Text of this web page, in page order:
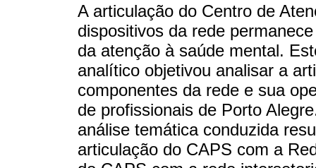
A articulação do Centro de
dispositivos da rede
da atenção à saúde mental.
analítico objetivou analisar a
componentes da rede e sua
de profissionais de Porto
análise temática conduzida
articulação do CAPS com a